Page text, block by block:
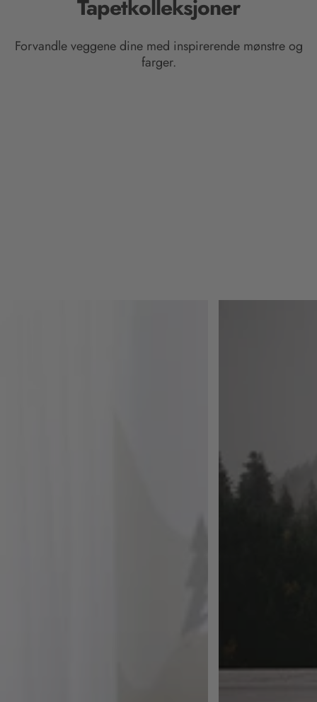
Tapetkolleksjoner
Forvandle veggene dine med inspirerende mønstre og
farger.